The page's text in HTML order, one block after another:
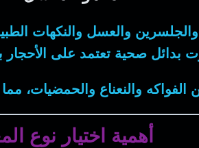
والعسل والنكهات
صحية تعتمد على الأحجار
والنعناع والحمضيات،
أهمية اختيار نوع